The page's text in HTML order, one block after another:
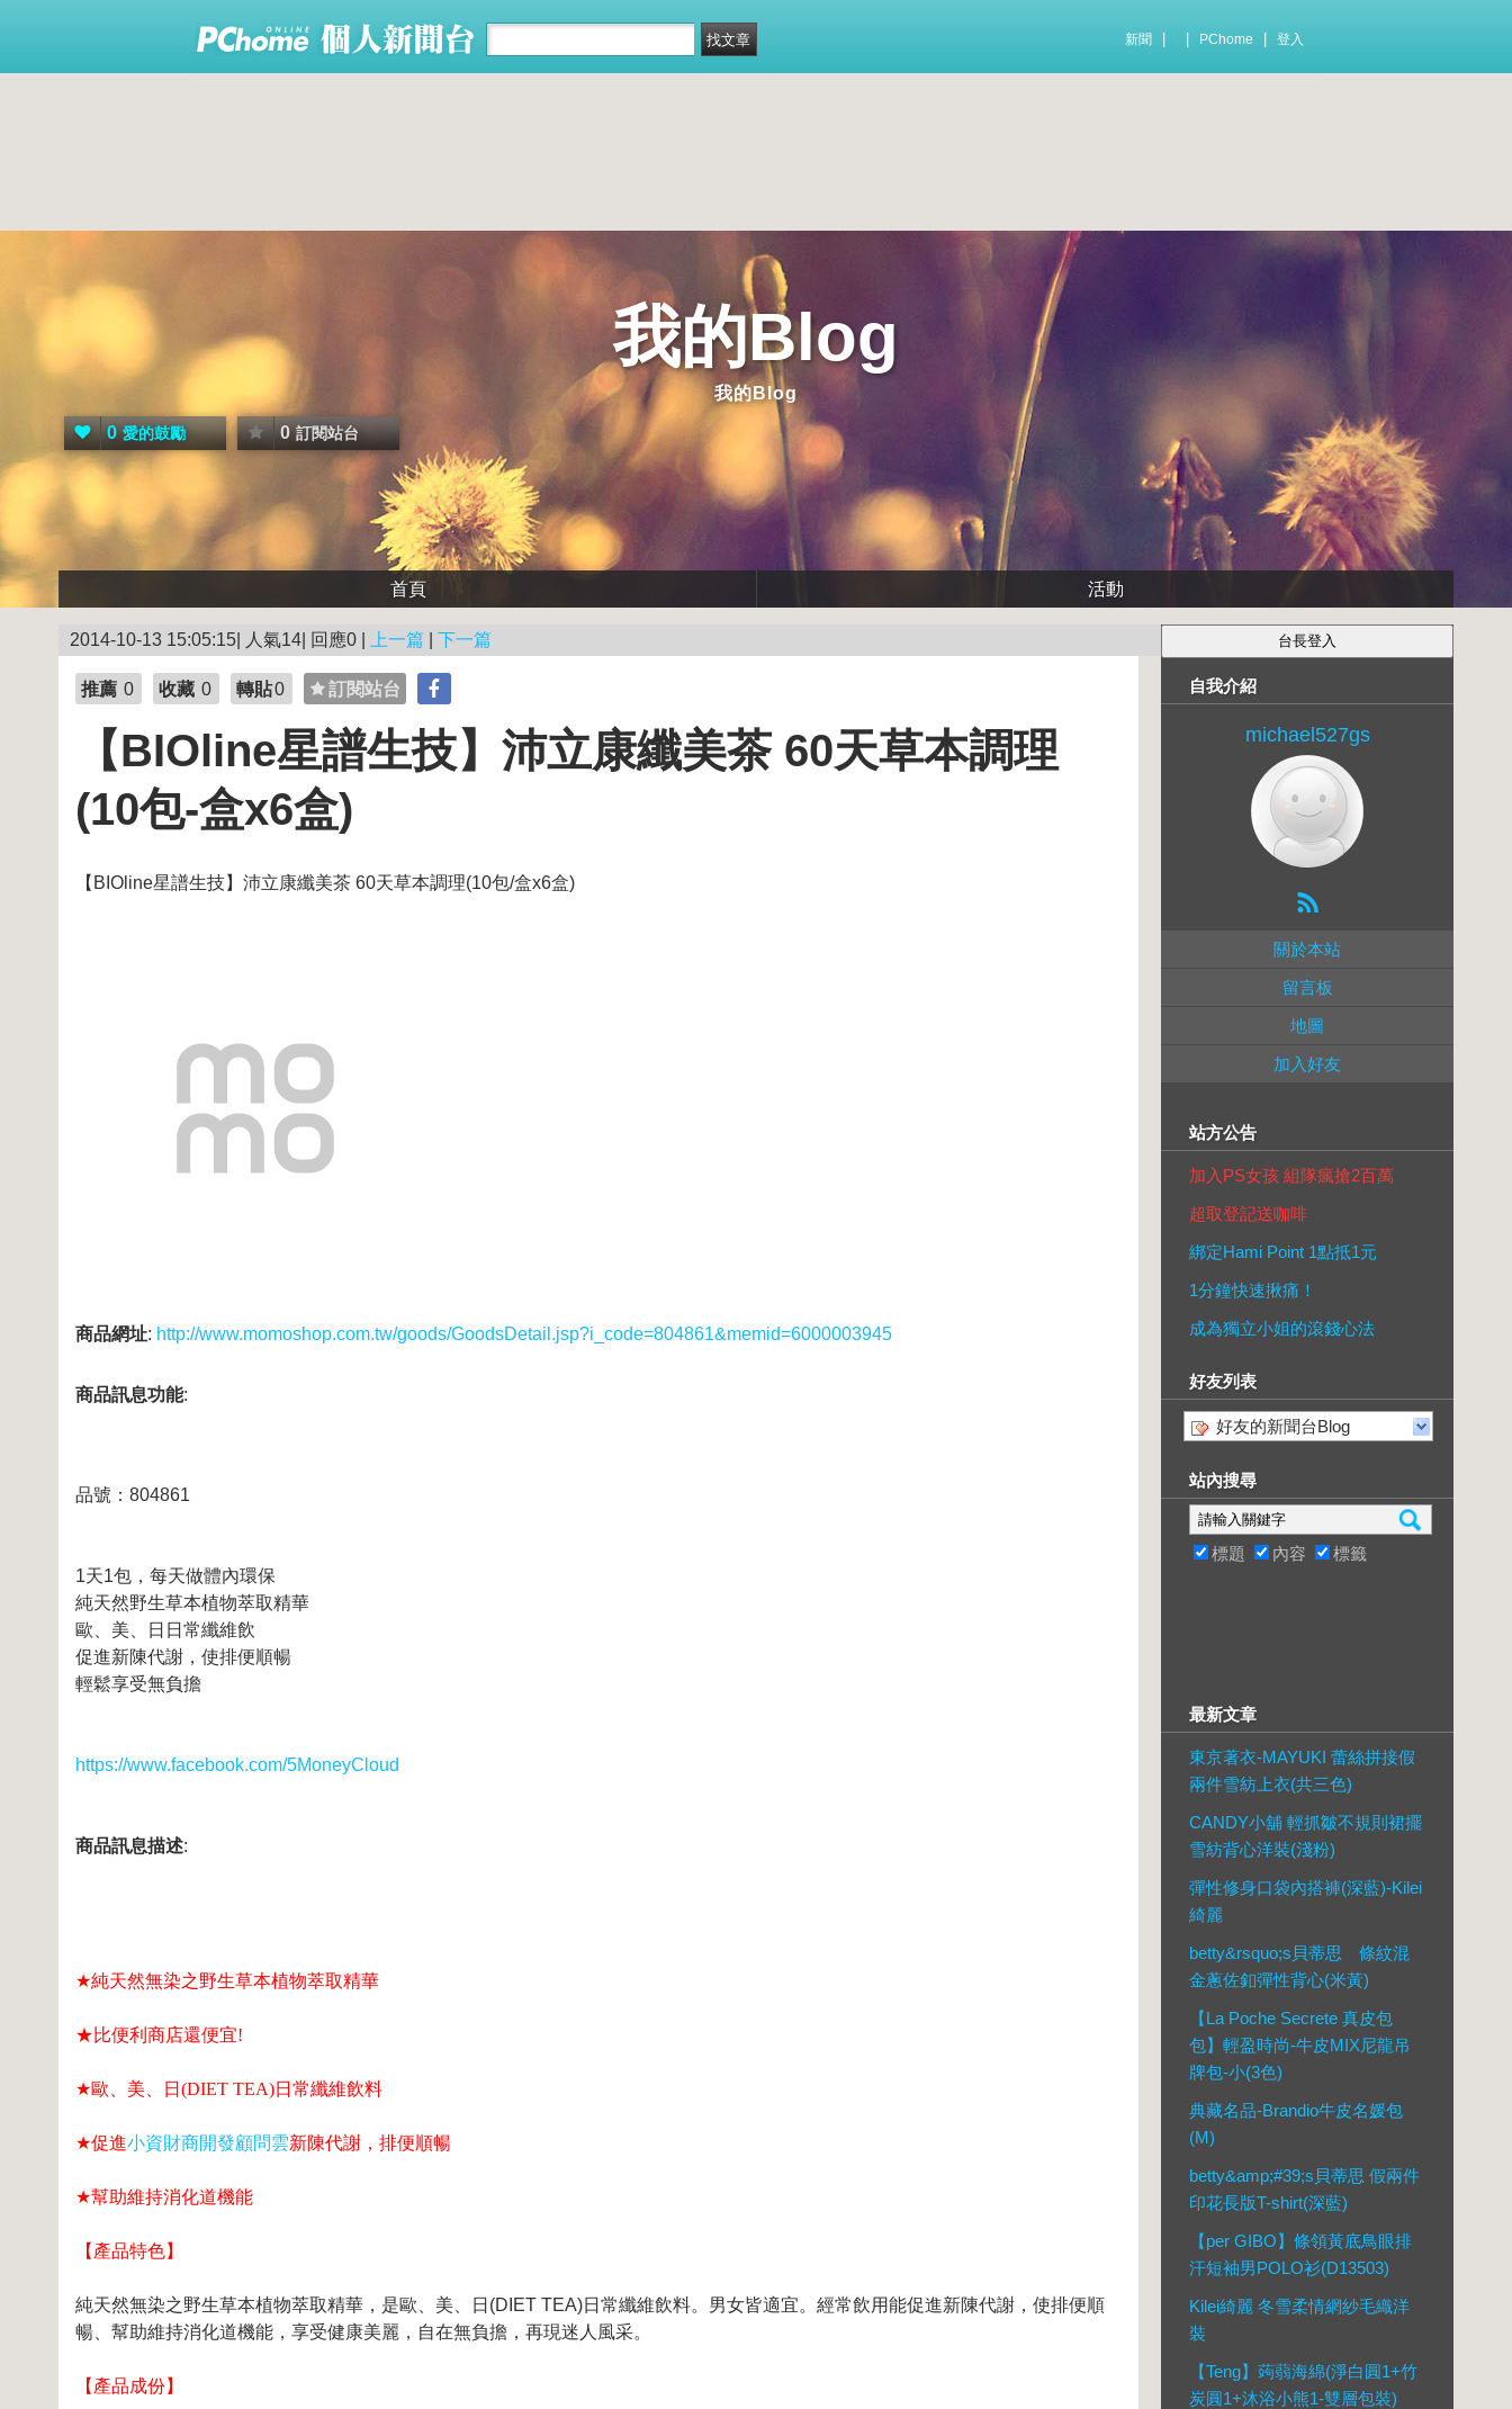
新聞 PChome 登入
我的Blog
我的Blog
0 愛的鼓勵 0 訂閱站台
首頁 活動
2014-10-13 15:05:15| 人氣14| 回應0 | 上一篇 下一篇
推薦 0 收藏 0 轉貼0 訂閱站台
【BIOline星譜生技】沛立康纖美茶 60天草本調理
(10包-盒x6盒)
【BIOline星譜生技】沛立康纖美茶 60天草本調理(10包/盒x6盒)
商品網址: http://www.momoshop.com.tw/goods/GoodsDetail.jsp?i_code=804861&memid=6000003945
商品訊息功能:
品號：804861
1天1包，每天做體內環保
純天然野生草本植物萃取精華
歐、美、日日常纖維飲
促進新陳代謝，使排便順暢
輕鬆享受無負擔
https://www.facebook.com/5MoneyCloud
商品訊息描述:
★純天然無染之野生草本植物萃取精華
★比便利商店還便宜!
★歐、美、日(DIET TEA)日常纖維飲料
★促進小資財商開發顧問雲新陳代謝，排便順暢
★幫助維持消化道機能
【產品特色】
純天然無染之野生草本植物萃取精華，是歐、美、日(DIET TEA)日常纖維飲料。男女皆適宜。經常飲用能促進新陳代謝，使排便順
暢、幫助維持消化道機能，享受健康美麗，自在無負擔，再現迷人風采。
【產品成份】
自我介紹
michael527gs
關於本站
留言板
地圖
加入好友
站方公告
加入PS女孩 組隊瘋搶2百萬
超取登記送咖啡
綁定Hami Point 1點抵1元
1分鐘快速揪痛！
成為獨立小姐的滾錢心法
好友列表
好友的新聞台Blog
站內搜尋
標題 內容 標籤
最新文章
東京著衣-MAYUKI 蕾絲拼接假
兩件雪紡上衣(共三色)
CANDY小舖 輕抓皺不規則裙擺
雪紡背心洋裝(淺粉)
彈性修身口袋內搭褲(深藍)-Kilei
綺麗
betty&rsquo;s貝蒂思 條紋混
金蔥佐釦彈性背心(米黃)
【La Poche Secrete 真皮包
包】輕盈時尚-牛皮MIX尼龍吊
牌包-小(3色)
典藏名品-Brandio牛皮名媛包
(M)
betty&amp;#39;s貝蒂思 假兩件
印花長版T-shirt(深藍)
【per GIBO】條領黃底鳥眼排
汗短袖男POLO衫(D13503)
Kilei綺麗 冬雪柔情網紗毛織洋
裝
【Teng】蒟蒻海綿(淨白圓1+竹
炭圓1+沐浴小熊1-雙層包裝)